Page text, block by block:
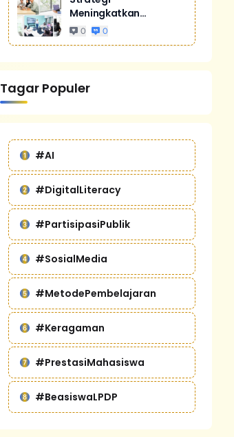
Meningkatkan
Penjualan Melalui
0 0
Tagar Populer
#AI
#DigitalLiteracy
#PartisipasiPublik
#SosialMedia
#MetodePembelajaran
#Keragaman
#PrestasiMahasiswa
#BeasiswaLPDP